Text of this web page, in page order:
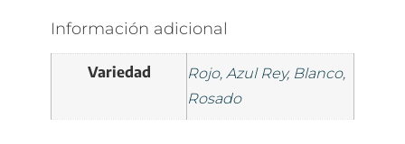
Información adicional
Variedad
Rojo, Azul Rey, Blanco,
Rosado